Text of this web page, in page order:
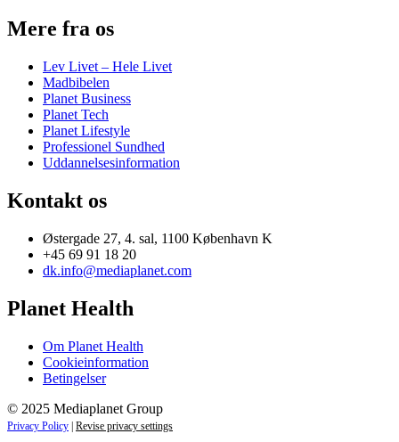
Mere fra os
Lev Livet – Hele Livet
Madbibelen
Planet Business
Planet Tech
Planet Lifestyle
Professionel Sundhed
Uddannelsesinformation
Kontakt os
Østergade 27, 4. sal, 1100 København K
+45 69 91 18 20
dk.info@mediaplanet.com
Planet Health
Om Planet Health
Cookieinformation
Betingelser
© 2025 Mediaplanet Group
Privacy Policy | Revise privacy settings